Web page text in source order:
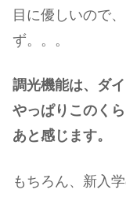
目に優しいので
ず。。。
調光機能は、ダ
やっぱりこのく
あと感じます。
もちろん、新入